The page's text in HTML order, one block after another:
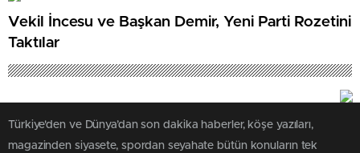
Vekil İncesu ve Başkan Demir, Yeni Parti Rozetini
Taktılar
Türkiye'den ve Dünya’dan son dakika haberler, köşe yazıları,
magazinden siyasete, spordan seyahate bütün konuların tek